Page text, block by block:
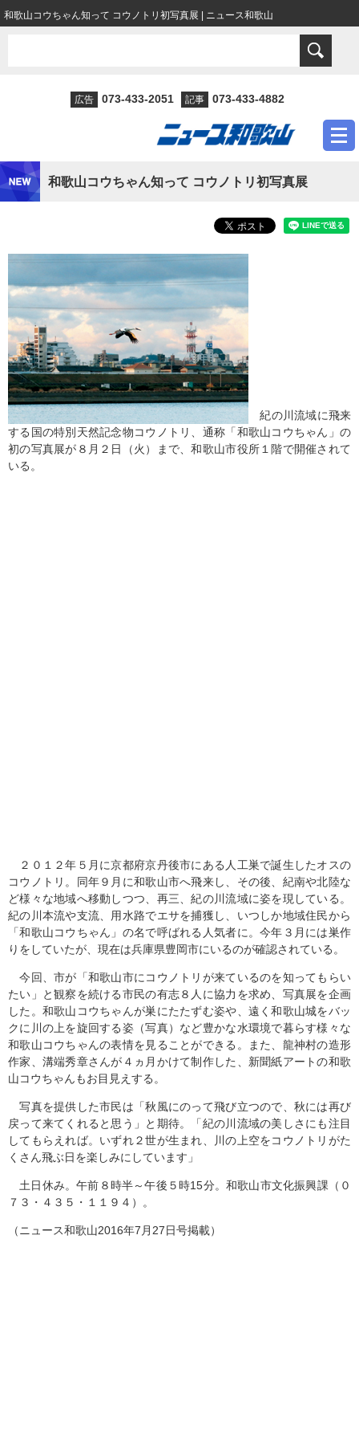
和歌山コウちゃん知って コウノトリ初写真展 | ニュース和歌山
広告 073-433-2051 記事 073-433-4882
和歌山コウちゃん知って コウノトリ初写真展
紀の川流域に飛来
する国の特別天然記念物コウノトリ、通称「和歌山コウちゃん」の
初の写真展が８月２日（火）まで、和歌山市役所１階で開催されて
いる。
２０１２年５月に京都府京丹後市にある人工巣で誕生したオスの
コウノトリ。同年９月に和歌山市へ飛来し、その後、紀南や北陸な
ど様々な地域へ移動しつつ、再三、紀の川流域に姿を現している。
紀の川本流や支流、用水路でエサを捕獲し、いつしか地域住民から
「和歌山コウちゃん」の名で呼ばれる人気者に。今年３月には巣作
りをしていたが、現在は兵庫県豊岡市にいるのが確認されている。
今回、市が「和歌山市にコウノトリが来ているのを知ってもらい
たい」と観察を続ける市民の有志８人に協力を求め、写真展を企画
した。和歌山コウちゃんが巣にたたずむ姿や、遠く和歌山城をバッ
クに川の上を旋回する姿（写真）など豊かな水環境で暮らす様々な
和歌山コウちゃんの表情を見ることができる。また、龍神村の造形
作家、溝端秀章さんが４ヵ月かけて制作した、新聞紙アートの和歌
山コウちゃんもお目見えする。
写真を提供した市民は「秋風にのって飛び立つので、秋には再び
戻って来てくれると思う」と期待。「紀の川流域の美しさにも注目
してもらえれば。いずれ２世が生まれ、川の上空をコウノトリがた
くさん飛ぶ日を楽しみにしています」
土日休み。午前８時半～午後５時15分。和歌山市文化振興課（０
７３・４３５・１１９４）。
（ニュース和歌山2016年7月27日号掲載）